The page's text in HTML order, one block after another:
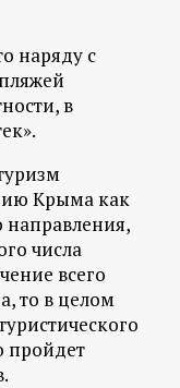
наряду с
в
Крыма как
направления,
числа
всего
то в целом
пройдет